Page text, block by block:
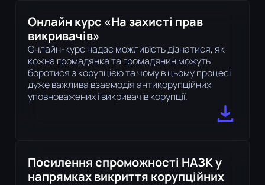
Онлайн курс «На захисті прав
викривачів»
Онлайн-курс надає можливість дізнатися, як
кожна громадянка та громадянин можуть
боротися з корупцією та чому в цьому процесі
дуже важлива взаємодія антикорупційних
уповноважених і викривачів корупції.
Посилення спроможності НАЗК у
напрямках викриття корупційних